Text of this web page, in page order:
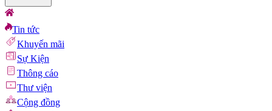
Tin tức
Khuyến mãi
Sự Kiện
Thông cáo
Thư viện
Cộng đồng